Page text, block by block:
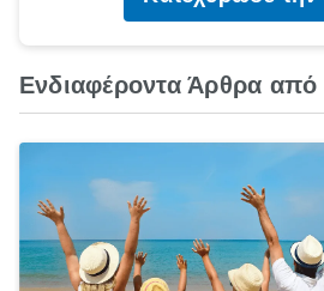
Ενδιαφέροντα Άρθρα